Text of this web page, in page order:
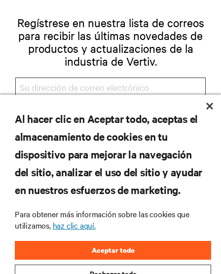
Regístrese en nuestra lista de correos
para recibir las últimas novedades de
productos y actualizaciones de la
industria de Vertiv.
REGISTRARSE
RECURSOS
CORPORATIVO
Al hacer clic en Aceptar todo, aceptas el
almacenamiento de cookies en tu
dispositivo para mejorar la navegación
del sitio, analizar el uso del sitio y ayudar
en nuestros esfuerzos de marketing.
Para obtener más información sobre las cookies que
utilizamos, haz clic aquí.
Aceptar todo